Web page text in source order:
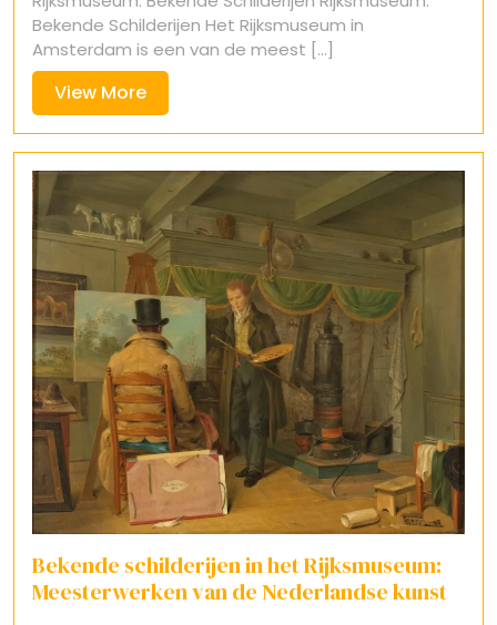
Bekende Schilderijen Het Rijksmuseum in
Amsterdam is een van de meest [...]
View MoreView
More
Bekende schilderijen in het Rijksmuseum:
Meesterwerken van de Nederlandse kunst